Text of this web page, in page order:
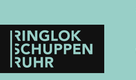
Ringlokschuppen
Ruhr